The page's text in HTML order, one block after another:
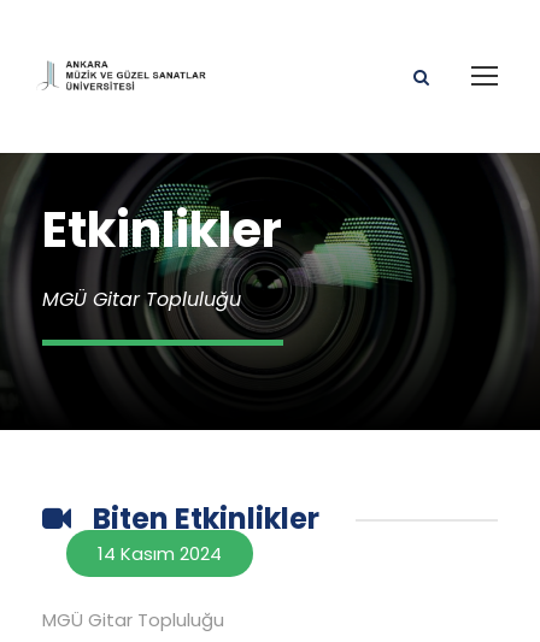
Etkinlikler
MGÜ Gitar Topluluğu
Biten Etkinlikler
14 Kasım 2024
MGÜ Gitar Topluluğu